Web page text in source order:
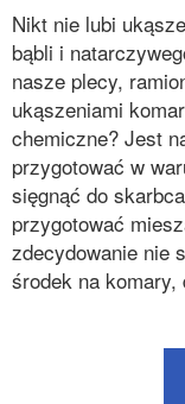
Nikt nie lubi
bąbli i
nasze plecy,
ukąszeniami
chemiczne? Jest
przygotować w
sięgnąć do
przygotować
zdecydowanie nie
środek na komary,